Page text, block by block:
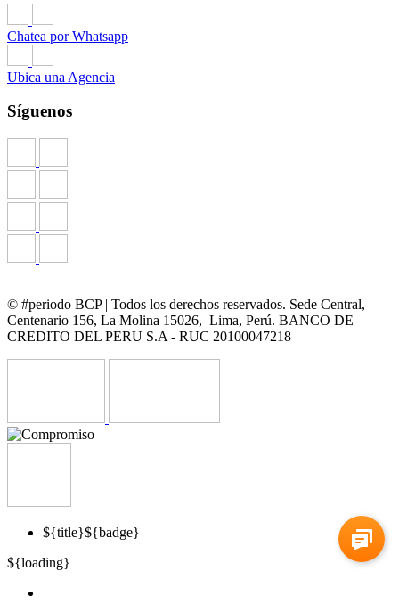
Chatea por Whatsapp
Ubica una Agencia
Síguenos
© #periodo BCP | Todos los derechos reservados. Sede Central,
Centenario 156, La Molina 15026, Lima, Perú. BANCO DE
CREDITO DEL PERU S.A - RUC 20100047218
${title}${badge}
${loading}